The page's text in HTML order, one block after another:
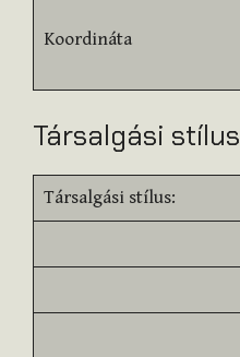
Koordináta
Társalgási stílus
Társalgási stílus: